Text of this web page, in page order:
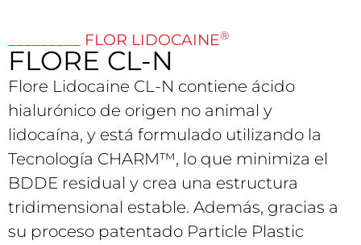
_________ FLOR LIDOCAINE®
FLORE CL-N
Flore Lidocaine CL-N contiene ácido
hialurónico de origen no animal y
lidocaína, y está formulado utilizando la
Tecnología CHARM™, lo que minimiza el
BDDE residual y crea una estructura
tridimensional estable. Además, gracias a
su proceso patentado Particle Plastic